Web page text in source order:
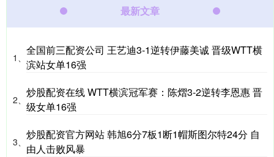
最新文章
1、
全国前三配资公司 王艺迪3‑1逆转伊藤美诚 晋级WTT横
滨站女单16强
2、
炒股配资在线 WTT横滨冠军赛：陈熠3-2逆转李恩惠 晋
级女单16强
3、
炒股配资官方网站 韩旭6分7板1断1帽斯图尔特24分 自
由人击败风暴